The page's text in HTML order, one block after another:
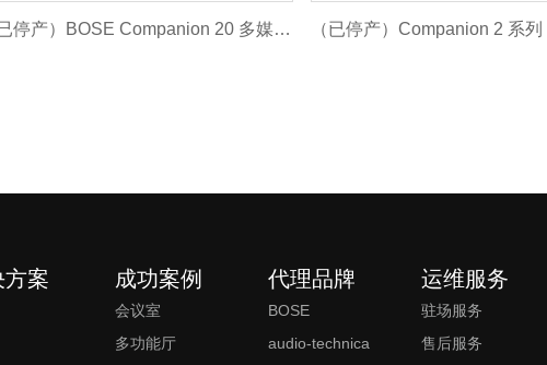
（已停产）BOSE Companion 20 多媒体扬声器系统
方案 成功案例
会议室
多功能厅
代理品牌
BOSE
audio-technica
运维服务
驻场服务
售后服务